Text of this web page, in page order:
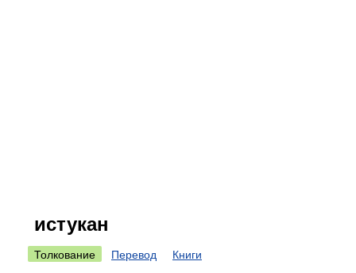
истукан
Толкование Перевод Книги